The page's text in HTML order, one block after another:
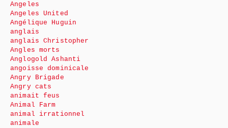
Angeles
Angeles United
Angélique Huguin
anglais
anglais Christopher
Angles morts
Anglogold Ashanti
angoisse dominicale
Angry Brigade
Angry cats
animait feus
Animal Farm
animal irrationnel
animale